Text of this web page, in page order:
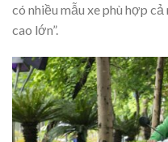
có nhiều mẫu xe phù hợp
cao lớn”.